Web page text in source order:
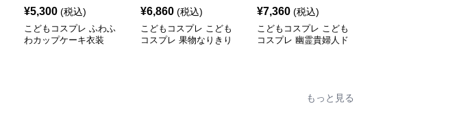
¥5,300 (税込)
こどもコスプレ ふわふ
わカップケーキ衣装
¥6,860 (税込)
こどもコスプレ こども
コスプレ 果物なりきり
¥7,360 (税込)
こどもコスプレ こども
コスプレ 幽霊貴婦人ド
もっと見る